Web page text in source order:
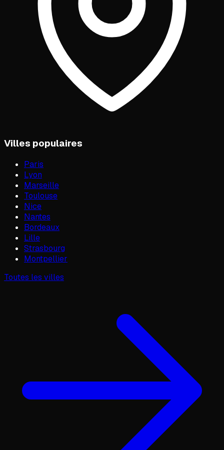
Villes populaires
Paris
Lyon
Marseille
Toulouse
Nice
Nantes
Bordeaux
Lille
Strasbourg
Montpellier
Toutes les villes